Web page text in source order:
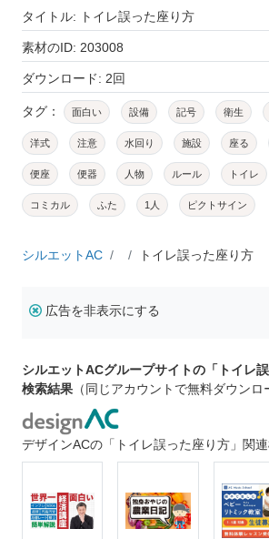
タイトル: トイレ誤った座り方
素材のID: 203008
ダウンロード: 2回
タグ： 面白い 設備 記号 衛生
洋式 注意 水回り 施設 座る
便座 便器 人物 ルール トイレ
コミカル ふた 1人 ピクトサイン
シルエットAC トイレ誤った座り方
広告を非表示にする
シルエットACグループサイトの「トイレ
検索結果 （同じアカウントで無料ダウンロ
デザインACの「トイレ誤った座り方」関